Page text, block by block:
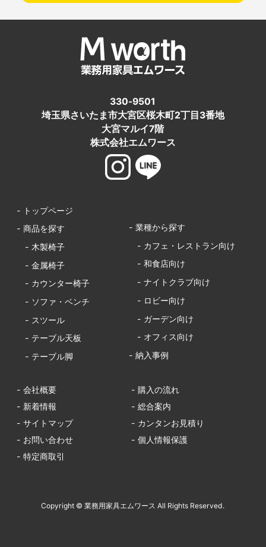
330-9501
埼玉県さいたま市大宮区桜木町2丁目3番地
大宮マルイ7階
株式会社エムワース
- トップページ
- 商品を探す
- 木製椅子
- 金属椅子
- カウンター椅子
- ソファ・ベンチ
- スツール
- テーブル天板
- テーブル脚
- 業種から探す
- カフェ・レストラン向け
- 和食店向け
- ナイトクラブ向け
- ロビー向け
- ガーデン向け
- オフィス向け
- 納入事例
- 会社概要
- 購入の流れ
- 新着情報
- 総合案内
- サイトマップ
- カンタンお見積り
- お問い合わせ
- 個人情報保護
- 特定商取引
Copyright © 業務用家具エムワース All Rights Reserved.